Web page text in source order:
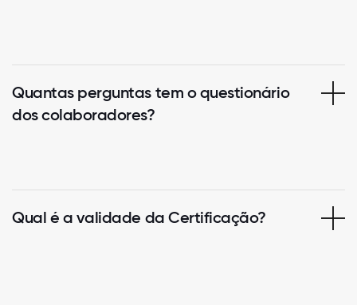
Quantas perguntas tem o questionário
dos colaboradores?
Qual é a validade da Certificação?